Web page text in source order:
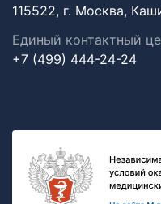
115522, г. Москва,
Единый контактный
+7 (499) 444-24-24